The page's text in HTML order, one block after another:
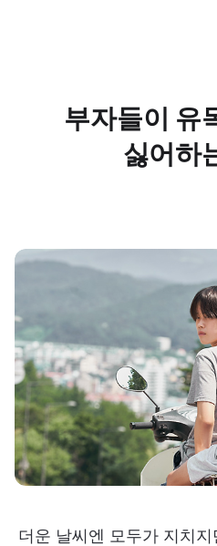
부자들이 유
싫어하
더운 날씨엔 모두가 지치